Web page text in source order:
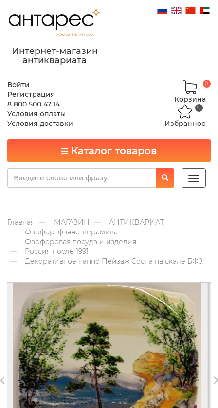
Интернет-магазин
антиквариата
Войти
Регистрация
8 800 500 47 14
Условия оплаты
Условия доставки
Корзина
0
Избранное
0
Каталог товаров
Toggle
Главная МАГАЗИН
АНТИКВАРИАТ
Фарфор, фаянс, керамика
Фарфоровая посуда и изделия
Россия после 1991
Декоративное панно Пейзаж Сосна на скале БФЗ